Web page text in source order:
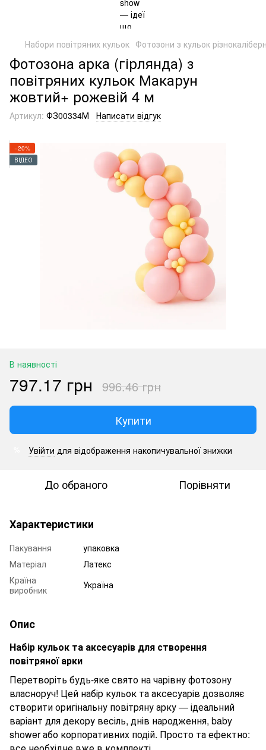
Набори повітряних кульок Фотозони з кульок
Фотозона арка (гірлянда) з
повітряних кульок Макарун
жовтий+ рожевій 4 м
Артикул: ФЗ00334М Написати відгук
−20%
ВІДЕО
В наявності
797.17 грн 996.46 грн
Купити
Увійти для відображення накопичувальної знижки
До обраного Порівняти
Характеристики
Пакування
упаковка
Матеріал
Латекс
Країна
виробник
Україна
Опис
Набір кульок та аксесуарів для створення
повітряної арки
Перетворіть будь-яке свято на чарівну фотозону
власноруч! Цей набір кульок та аксесуарів дозволяє
створити оригінальну повітряну арку — ідеальний
варіант для декору весіль, днів народження, baby
shower або корпоративних подій. Просто та ефектно: